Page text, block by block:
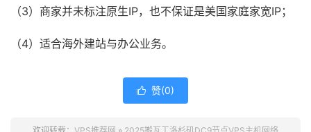
（3）商家并未标注原生IP，也不保证是美国家庭家宽IP；
（4）适合海外建站与办公业务。
 赞(0)